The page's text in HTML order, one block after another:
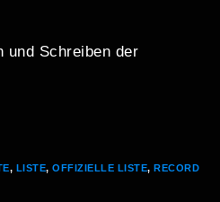
und Schreiben der
, LISTE, OFFIZIELLE LISTE, RECORD